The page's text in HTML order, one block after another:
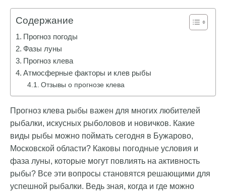
Содержание
Прогноз погоды
Фазы луны
Прогноз клева
Атмосферные факторы и клев рыбы
Отзывы о прогнозе клева
Прогноз клева рыбы важен для многих любителей
рыбалки, искусных рыболовов и новичков. Какие
виды рыбы можно поймать сегодня в Бужарово,
Московской области? Каковы погодные условия и
фаза луны, которые могут повлиять на активность
рыбы? Все эти вопросы становятся решающими для
успешной рыбалки. Ведь зная, когда и где можно